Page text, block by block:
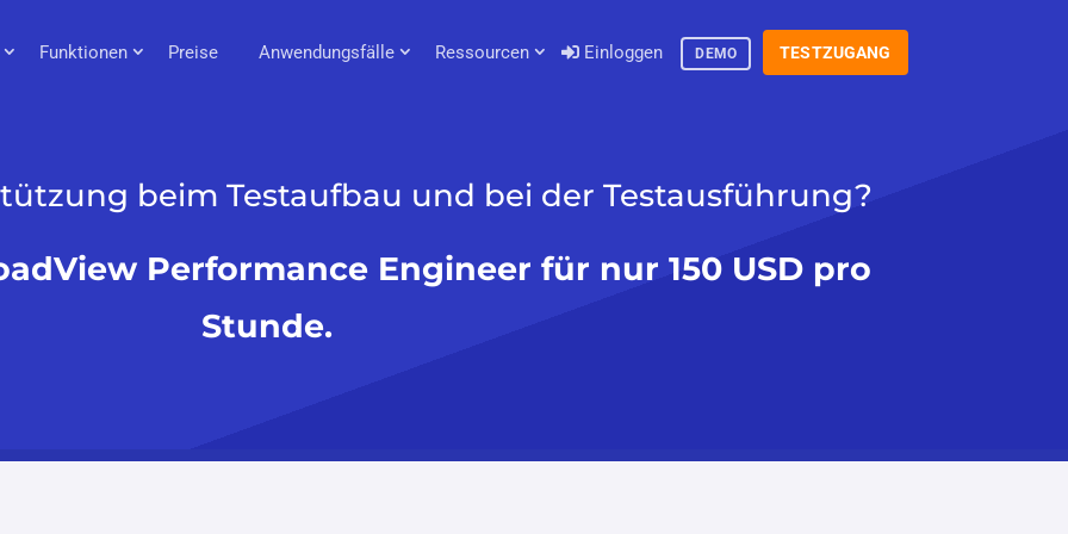
Funktionen Preise Anwendungsfälle Ressourcen Einloggen DEMO TESTZUGANG
beim Testaufbau und bei der Testausführung?
Performance Engineer für nur 150 USD pro
Stunde.